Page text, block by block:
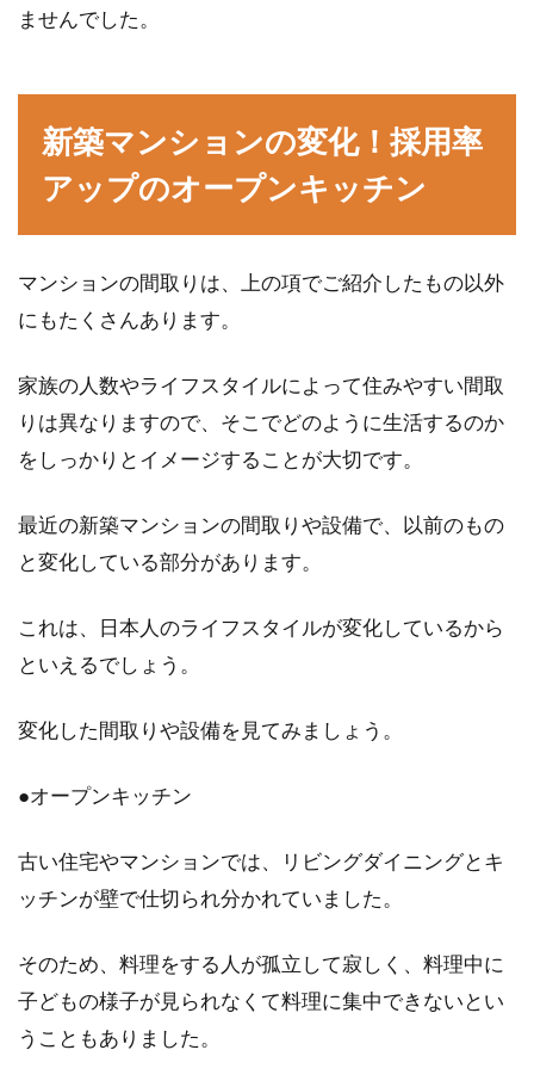
ませんでした。
新築マンションの変化！採用率
アップのオープンキッチン
マンションの間取りは、上の項でご紹介したもの以外
にもたくさんあります。
家族の人数やライフスタイルによって住みやすい間取
りは異なりますので、そこでどのように生活するのか
をしっかりとイメージすることが大切です。
最近の新築マンションの間取りや設備で、以前のもの
と変化している部分があります。
これは、日本人のライフスタイルが変化しているから
といえるでしょう。
変化した間取りや設備を見てみましょう。
●オープンキッチン
古い住宅やマンションでは、リビングダイニングとキ
ッチンが壁で仕切られ分かれていました。
そのため、料理をする人が孤立して寂しく、料理中に
子どもの様子が見られなくて料理に集中できないとい
うこともありました。